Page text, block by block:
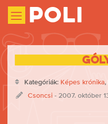
Poli
Kategóriák: Képes krónika,
Csoncsi - 2007. október